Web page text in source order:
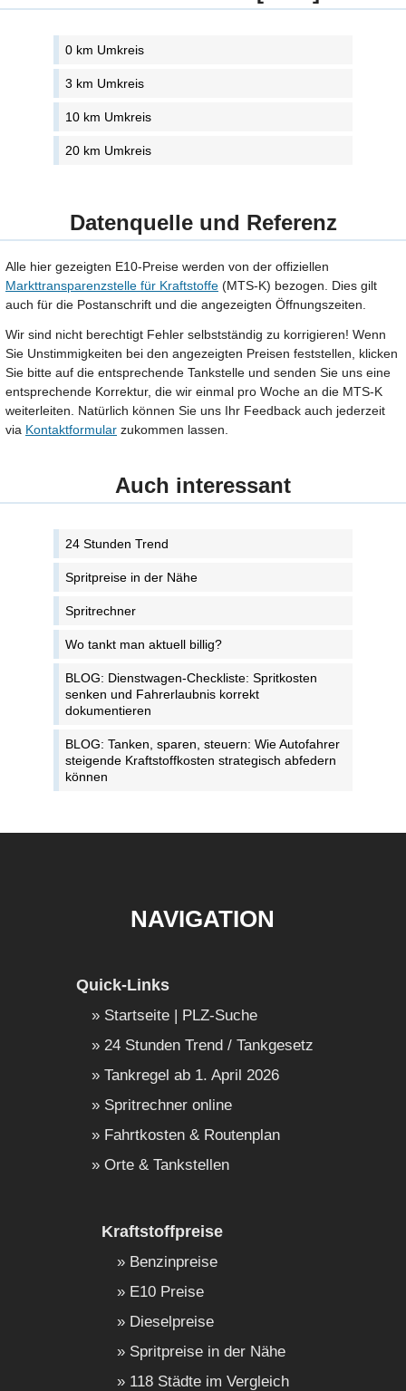
0 km Umkreis
3 km Umkreis
10 km Umkreis
20 km Umkreis
Datenquelle und Referenz
Alle hier gezeigten E10-Preise werden von der offiziellen
Markttransparenzstelle für Kraftstoffe (MTS-K) bezogen. Dies gilt
auch für die Postanschrift und die angezeigten Öffnungszeiten.
Wir sind nicht berechtigt Fehler selbstständig zu korrigieren! Wenn
Sie Unstimmigkeiten bei den angezeigten Preisen feststellen, klicken
Sie bitte auf die entsprechende Tankstelle und senden Sie uns eine
entsprechende Korrektur, die wir einmal pro Woche an die MTS-K
weiterleiten. Natürlich können Sie uns Ihr Feedback auch jederzeit
via Kontaktformular zukommen lassen.
Auch interessant
24 Stunden Trend
Spritpreise in der Nähe
Spritrechner
Wo tankt man aktuell billig?
BLOG: Dienstwagen-Checkliste: Spritkosten
senken und Fahrerlaubnis korrekt
dokumentieren
BLOG: Tanken, sparen, steuern: Wie Autofahrer
steigende Kraftstoffkosten strategisch abfedern
können
NAVIGATION
Quick-Links
Startseite | PLZ-Suche
24 Stunden Trend / Tankgesetz
Tankregel ab 1. April 2026
Spritrechner online
Fahrtkosten & Routenplan
Orte & Tankstellen
Kraftstoffpreise
Benzinpreise
E10 Preise
Dieselpreise
Spritpreise in der Nähe
118 Städte im Vergleich